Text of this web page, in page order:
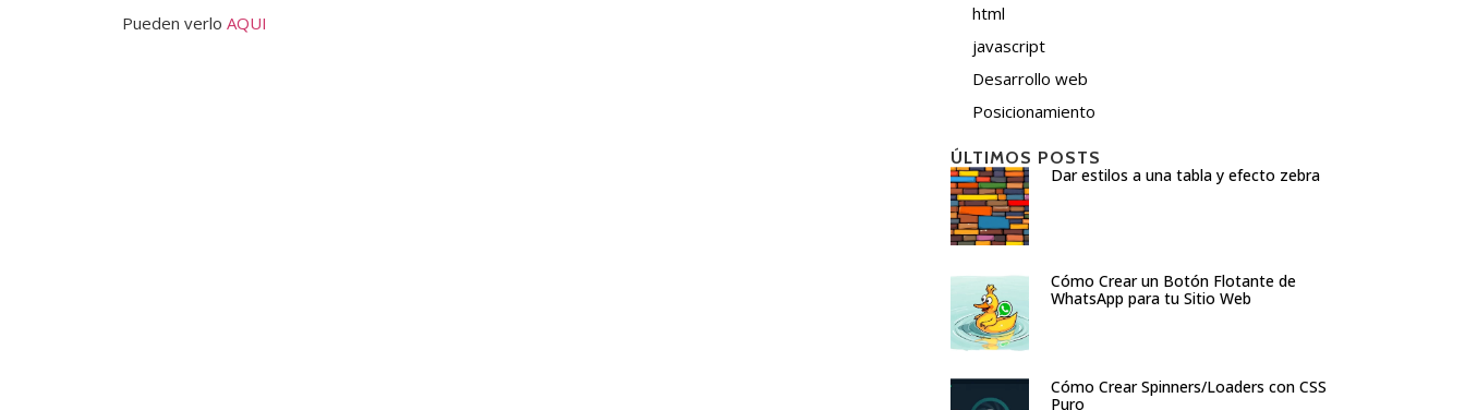
Pueden verlo AQUI
html
javascript
Desarrollo web
Posicionamiento
ÚLTIMOS POSTS
Dar estilos a una tabla y efecto zebra
Cómo Crear un Botón Flotante de
WhatsApp para tu Sitio Web
Cómo Crear Spinners/Loaders con CSS
Puro